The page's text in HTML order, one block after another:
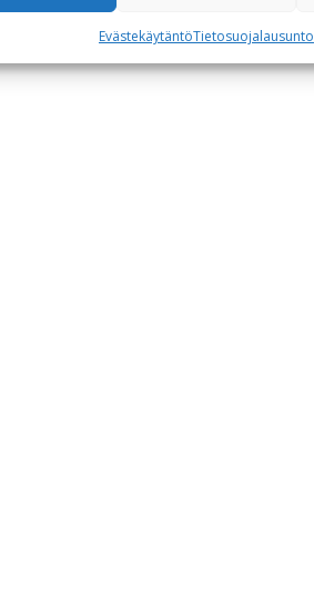
EvästekäytäntöTietosuojalausunto